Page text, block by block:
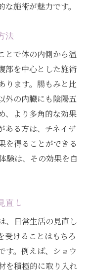
施術が魅力です。
法
とで体の内側から温
部を中心とした施術
ります。腸もみと比
外の内臓にも陰陽五
、より多角的な効果
ある方は、チネイザ
を得ることができる
験は、その効果を自
直し
、日常生活の見直し
受けることはもちろ
す。例えば、ショウ
を積極的に取り入れ